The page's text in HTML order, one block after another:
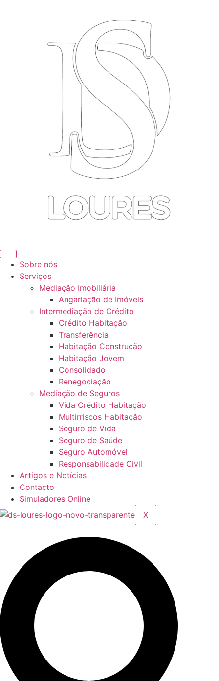
Sobre nós
Serviços
Mediação Imobiliária
Angariação de Imóveis
Intermediação de Crédito
Crédito Habitação
Transferência
Habitação Construção
Habitação Jovem
Consolidado
Renegociação
Mediação de Seguros
Vida Crédito Habitação
Multirriscos Habitação
Seguro de Vida
Seguro de Saúde
Seguro Automóvel
Responsabilidade Civil
Artigos e Notícias
Contacto
Simuladores Online
X